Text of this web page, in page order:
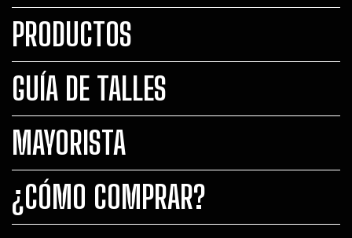
PRODUCTOS
GUÍA DE TALLES
MAYORISTA
¿CÓMO COMPRAR?